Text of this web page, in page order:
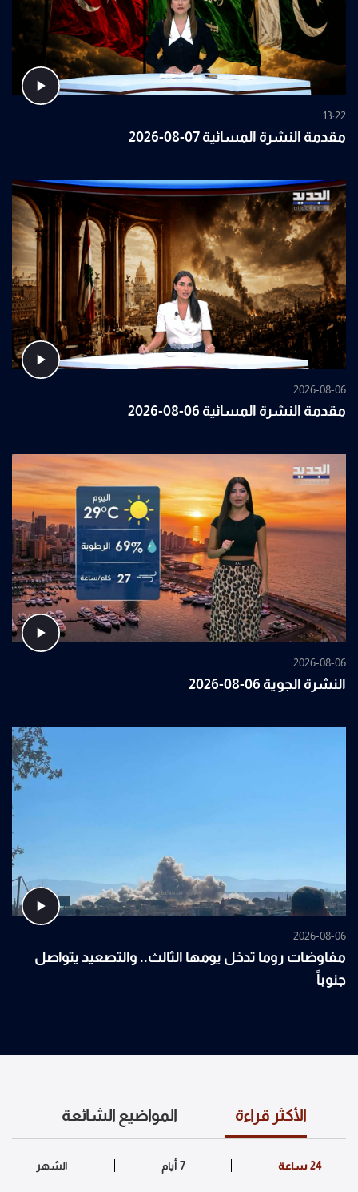
13:22
مقدمة النشرة المسائية 07-08-2026
2026-08-06
مقدمة النشرة المسائية 06-08-2026
2026-08-06
النشرة الجوية 06-08-2026
2026-08-06
مفاوضات روما تدخل يومها الثالث.. والتصعيد يتواصل
جنوباً
الأكثر قراءة المواضيع الشائعة